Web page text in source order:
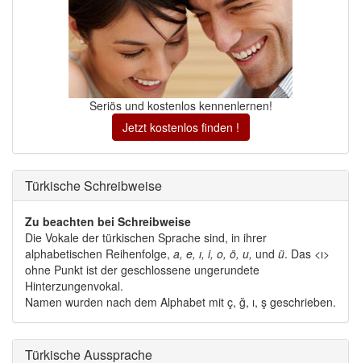
Seriös und kostenlos kennenlernen!
Jetzt kostenlos finden !
Türkische Schreibweise
Zu beachten bei Schreibweise
Die Vokale der türkischen Sprache sind, in ihrer
alphabetischen Reihenfolge, a, e, ı, i, o, ö, u, und ü. Das <ı>
ohne Punkt ist der geschlossene ungerundete
Hinterzungenvokal.
Namen wurden nach dem Alphabet mit ç, ğ, ı, ş geschrieben.
Türkische Aussprache